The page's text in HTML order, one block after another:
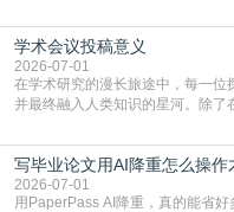
质量，更能在此过程中深化对学
文，使其在语言和学术表达上更符
习的技能。本篇AEIC学术交流中心
学术会议投稿意义
2026-07-01
在学术研究的漫长旅途中，每一位
并最终融入人类知识的星河。除了
广阔学术天地的大门，连接着个
就为大家介绍“学术会议投稿意义”
常具有周期短、时效性强的特点。
写毕业论文用AI降重怎么操作
2026-07-01
用PaperPass AI降重，真的能省